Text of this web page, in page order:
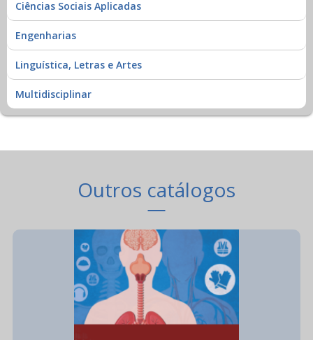
Ciências Sociais Aplicadas
Engenharias
Linguística, Letras e Artes
Multidisciplinar
Outros catálogos